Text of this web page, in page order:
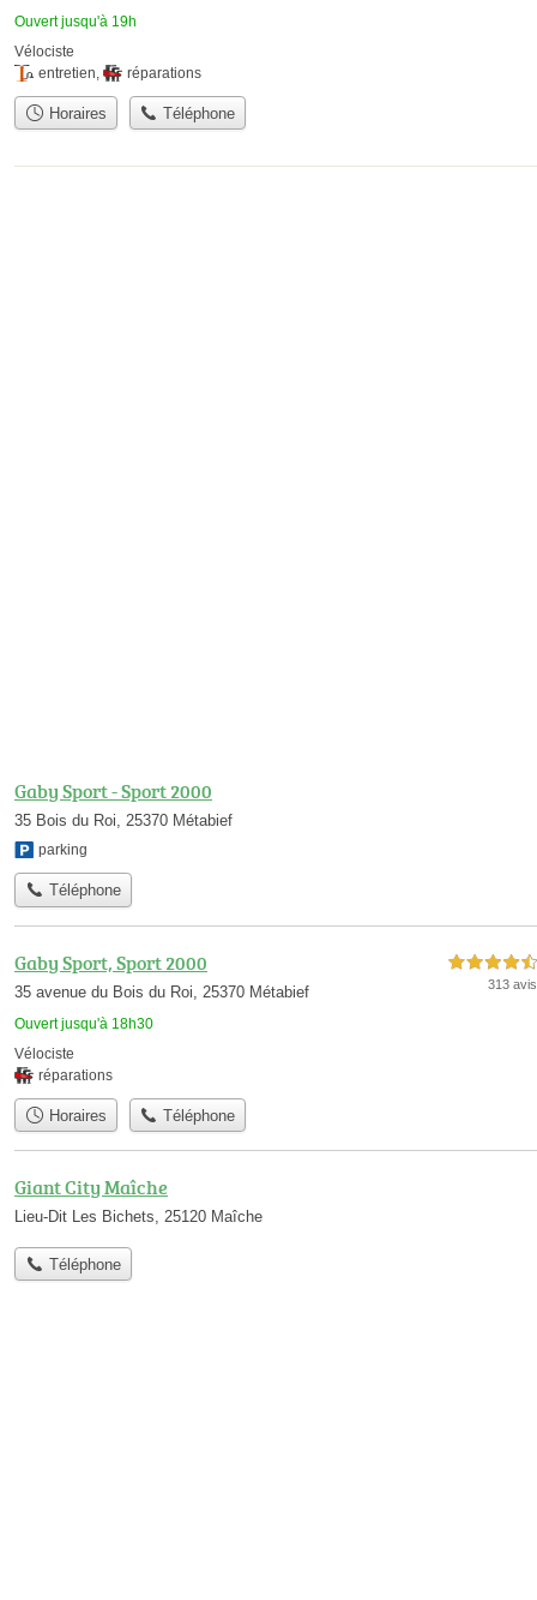
Ouvert jusqu'à 19h
Vélociste
entretien
réparations
Horaires Téléphone
Gaby Sport - Sport 2000
35 Bois du Roi, 25370 Métabief
parking
Téléphone
Gaby Sport, Sport 2000
35 avenue du Bois du Roi, 25370 Métabief
Ouvert jusqu'à 18h30
4,5 étoiles sur 5
313 avis
Vélociste
réparations
Horaires Téléphone
Giant City Maîche
Lieu-Dit Les Bichets, 25120 Maîche
Téléphone